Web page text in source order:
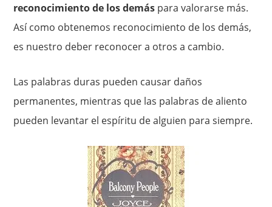
reconocimiento de los demás para valorarse más.
Así como obtenemos reconocimiento de los demás,
es nuestro deber reconocer a otros a cambio.
Las palabras duras pueden causar daños
permanentes, mientras que las palabras de aliento
pueden levantar el espíritu de alguien para siempre.